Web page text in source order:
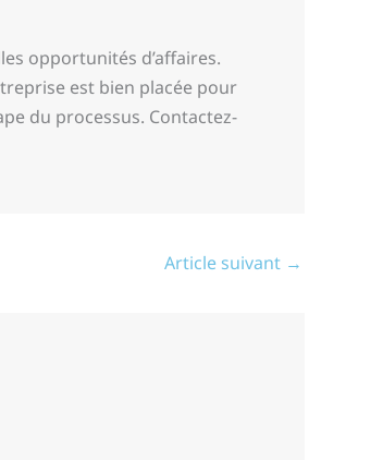
opportunités d’affaires.
est bien placée pour
du processus. Contactez-
Article suivant →